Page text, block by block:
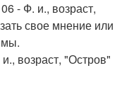
- Ф. и., возраст,
свое мнение или
возраст, "Остров"